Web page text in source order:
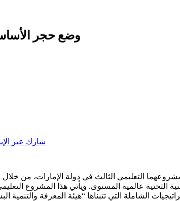
وضع حجر الأساس
شارك عبر
التعليمي الثالث في دولة الإمارات، من
التحتية عالمية المستوى. ويأتي هذا المشروع